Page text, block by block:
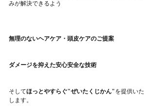
みが解決できるよう
無理のないヘアケア・頭皮ケアのご提案
ダメージを抑えた安心安全な技術
そしてほっとやすらぐ"ぜいたくじかん"を提供いた
します。